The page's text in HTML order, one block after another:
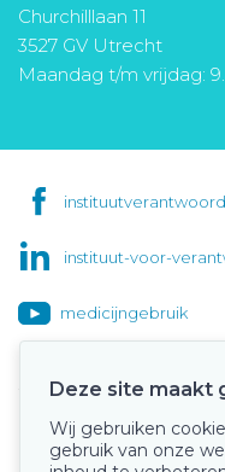
Churchilllaan 11
3527 GV Utrecht
Maandag t/m vrijdag:
instituut-voor-
medicijngebruik
Deze site maakt
Wij gebruiken
gebruik van onze